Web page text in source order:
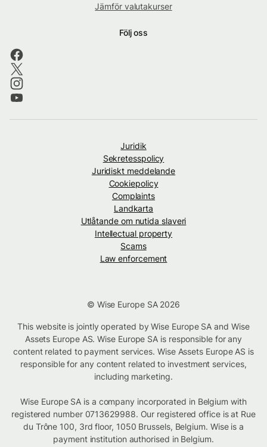
Jämför valutakurser
Följ oss
Juridik
Sekretesspolicy
Juridiskt meddelande
Cookiepolicy
Complaints
Landkarta
Utlåtande om nutida slaveri
Intellectual property
Scams
Law enforcement
© Wise Europe SA 2026
This website is jointly operated by Wise Europe SA and Wise
Assets Europe AS. Wise Europe SA is responsible for any
content related to payment services. Wise Assets Europe AS is
responsible for any content related to investment services,
including marketing.
Wise Europe SA is a company incorporated in Belgium with
registered number 0713629988. Our registered office is at Rue
du Trône 100, 3rd floor, 1050 Brussels, Belgium. Wise is a
payment institution authorised in Belgium.